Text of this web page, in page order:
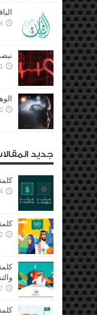
جديد